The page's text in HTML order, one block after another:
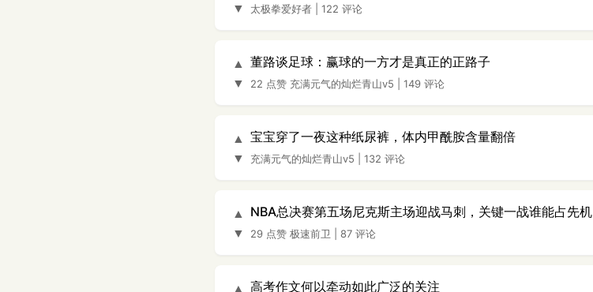
▼
太极拳爱好者 122 评论
▲
▼
董路谈足球：赢球的一方才是真正的正路子
22 点赞 充满元气的灿烂青山v5 149 评论
▲
▼
宝宝穿了一夜这种纸尿裤，体内甲酰胺含量翻倍
充满元气的灿烂青山v5 132 评论
▲
▼
NBA总决赛第五场尼克斯主场迎战马刺，关键一战谁能占先机
29 点赞 极速前卫 87 评论
▲ 高考作文何以牵动如此广泛的关注